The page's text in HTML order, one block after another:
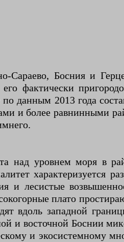
Сараево, Босния и
фактически
данным 2013 года
и более равнинными
над уровнем моря в
характеризуется
и лесистые
плато
вдоль западной
и восточной Боснии
и экосистемному